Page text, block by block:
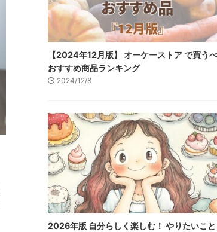
【2024年12月版】 オーケーストア で買う
おすすめ商品ランキング
2024/12/8
2026年版 自分らしく楽しむ！ やりたいこと